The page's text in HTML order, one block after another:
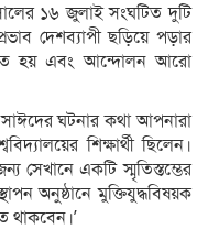
১৬ জুলাই সংঘটিত দুটি
দেশব্যাপী ছড়িয়ে পড়ার
হয় এবং আন্দোলন আরো
ঘটনার কথা আপনারা
শিক্ষার্থী ছিলেন।
সেখানে একটি স্মৃতিস্তম্ভের
অনুষ্ঠানে মুক্তিযুদ্ধবিষয়ক
থাকবেন।’